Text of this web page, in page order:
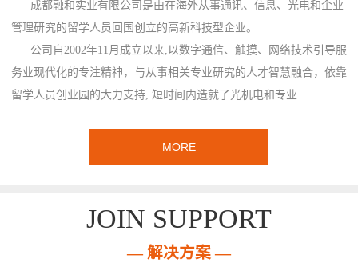
成都融和实业有限公司是由在海外从事通讯、信息、光电和企业
管理研究的留学人员回国创立的高新科技型企业。
公司自2002年11月成立以来,以数字通信、触摸、网络技术引导服
务业现代化的专注精神，与从事相关专业研究的人才智慧融合，依靠
留学人员创业园的大力支持, 短时间内造就了光机电和专业 …
MORE
JOIN SUPPORT
— 解决方案 —